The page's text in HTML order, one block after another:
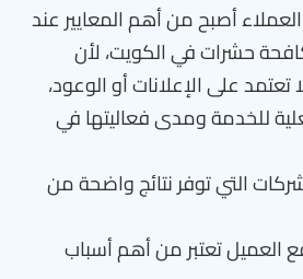
أصبح من أهم المعايير عند
حشرات في الكويت، لأن
على الإعلانات أو الوعود،
للخدمة ومدى فعاليتها في
التي توفر نتائج واضحة من
العميل تعتبر من أهم أسباب